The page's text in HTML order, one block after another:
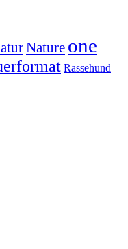
Nature one
Rassehund